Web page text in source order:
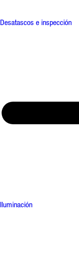
Desatascos e inspección
Iluminación